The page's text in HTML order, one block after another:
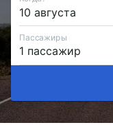
Пассажиры